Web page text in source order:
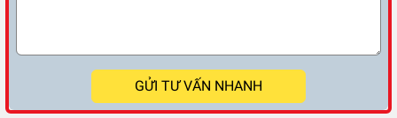
GỬI TƯ VẤN NHANH